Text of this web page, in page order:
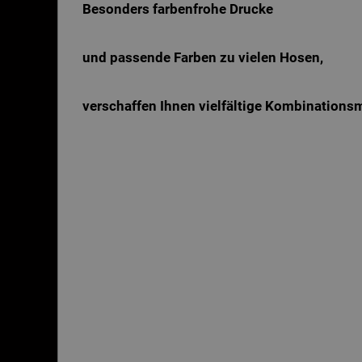
Besonders farbenfrohe Drucke
und passende Farben zu vielen Hosen,
verschaffen Ihnen vielfältige